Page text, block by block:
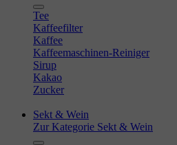
Tee
Kaffeefilter
Kaffee
Kaffeemaschinen-Reiniger
Sirup
Kakao
Zucker
Sekt & Wein
Zur Kategorie Sekt & Wein